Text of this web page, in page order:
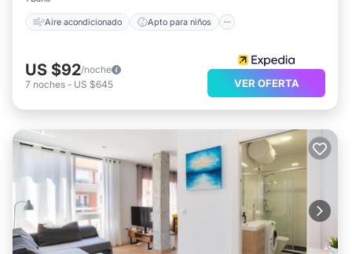
Aire acondicionado Apto para niños
US $92/noche
7 noches - US $645 VER OFERTA